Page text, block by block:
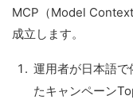
MCP（Model
成立します。
運用者が日本語で
たキャンペーン